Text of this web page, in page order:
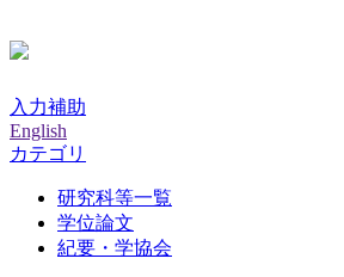
入力補助
English
カテゴリ
研究科等一覧
学位論文
紀要・学協会